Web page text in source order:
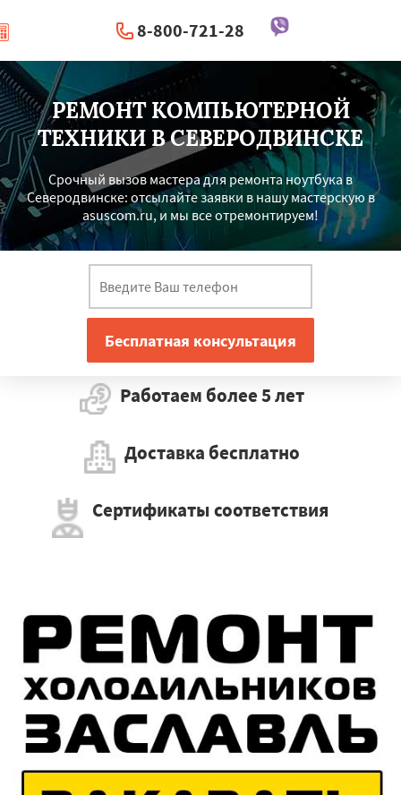
Работаем по регионам ×
8-800-721-28
| Перезвоните мне
РЕМОНТ КОМПЬЮТЕРНОЙ
ТЕХНИКИ В СЕВЕРОДВИНСКЕ
Срочный вызов мастера для ремонта ноутбука в
Северодвинске: отсылайте заявки в нашу мастерскую в
asuscom.ru, и мы все отремонтируем!
Работаем более 5 лет
Доставка бесплатно
Сертификаты соответствия
УЗНАТЬ ПОДРОБНЕЕ ×